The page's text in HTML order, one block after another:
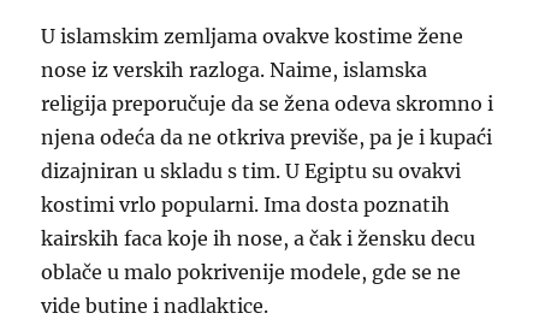
U islamskim zemljama ovakve kostime žene
nose iz verskih razloga. Naime, islamska
religija preporučuje da se žena odeva skromno i
njena odeća da ne otkriva previše, pa je i kupaći
dizajniran u skladu s tim. U Egiptu su ovakvi
kostimi vrlo popularni. Ima dosta poznatih
kairskih faca koje ih nose, a čak i žensku decu
oblače u malo pokrivenije modele, gde se ne
vide butine i nadlaktice.